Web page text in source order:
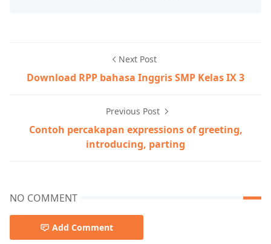
Next Post
Download RPP bahasa Inggris SMP Kelas IX 3
Previous Post
Contoh percakapan expressions of greeting,
introducing, parting
NO COMMENT
Add Comment